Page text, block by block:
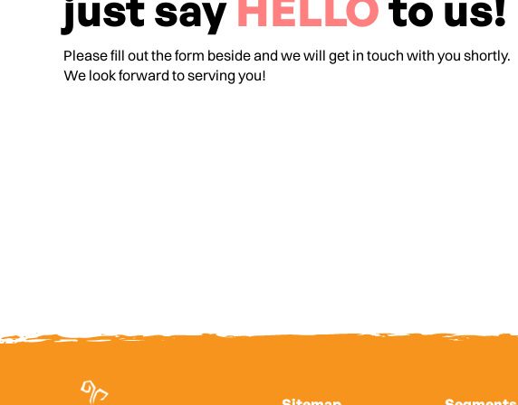
Please fill out the form beside and we will get in touch with you shortly.
We look forward to serving you!